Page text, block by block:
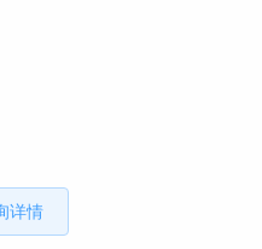
详情